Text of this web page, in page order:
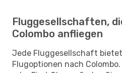
Fluggesellschaften,
Colombo anfliegen
Jede Fluggesellschaft
Flugoptionen nach